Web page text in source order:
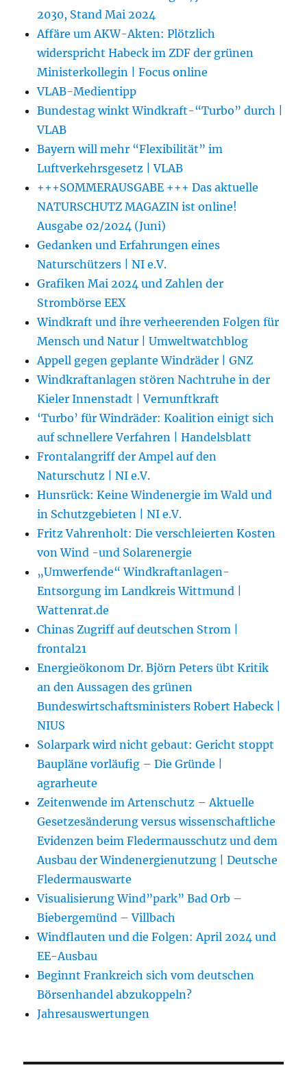
2030, Stand Mai 2024
Affäre um AKW-Akten: Plötzlich
widerspricht Habeck im ZDF der grünen
Ministerkollegin | Focus online
VLAB-Medientipp
Bundestag winkt Windkraft-“Turbo” durch |
VLAB
Bayern will mehr “Flexibilität” im
Luftverkehrsgesetz | VLAB
+++SOMMERAUSGABE +++ Das aktuelle
NATURSCHUTZ MAGAZIN ist online!
Ausgabe 02/2024 (Juni)
Gedanken und Erfahrungen eines
Naturschützers | NI e.V.
Grafiken Mai 2024 und Zahlen der
Strombörse EEX
Windkraft und ihre verheerenden Folgen für
Mensch und Natur | Umweltwatchblog
Appell gegen geplante Windräder | GNZ
Windkraftanlagen stören Nachtruhe in der
Kieler Innenstadt | Vernunftkraft
‘Turbo’ für Windräder: Koalition einigt sich
auf schnellere Verfahren | Handelsblatt
Frontalangriff der Ampel auf den
Naturschutz | NI e.V.
Hunsrück: Keine Windenergie im Wald und
in Schutzgebieten | NI e.V.
Fritz Vahrenholt: Die verschleierten Kosten
von Wind -und Solarenergie
„Umwerfende“ Windkraftanlagen-
Entsorgung im Landkreis Wittmund |
Wattenrat.de
Chinas Zugriff auf deutschen Strom |
frontal21
Energieökonom Dr. Björn Peters übt Kritik
an den Aussagen des grünen
Bundeswirtschaftsministers Robert Habeck |
NIUS
Solarpark wird nicht gebaut: Gericht stoppt
Baupläne vorläufig – Die Gründe |
agrarheute
Zeitenwende im Artenschutz – Aktuelle
Gesetzesänderung versus wissenschaftliche
Evidenzen beim Fledermausschutz und dem
Ausbau der Windenergienutzung | Deutsche
Fledermauswarte
Visualisierung Wind”park” Bad Orb –
Biebergemünd – Villbach
Windflauten und die Folgen: April 2024 und
EE-Ausbau
Beginnt Frankreich sich vom deutschen
Börsenhandel abzukoppeln?
Jahresauswertungen